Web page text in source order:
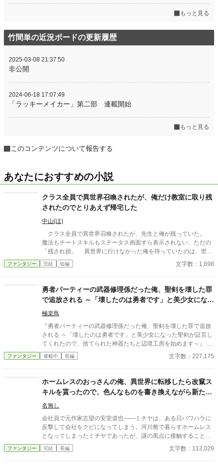
もっと見る
竹間単の近況ボードの更新履歴
2025-03-08 21:37:50
非公開
2024-06-18 17:07:49
「ラッキーメイカー」第二部 連載開始
もっと見る
このコンテンツについて報告する
あなたにおすすめの小説
クラス全員で異世界召喚されたが、俺だけ教室に取り残
されたのでとりあえず帰宅した
中山(ほ)
クラス全員で異世界召喚されたが、先生と俺が残っていた。
魔法もチートスキルもステータス画面すら表示されない、ただの
「残され損」 異世界に行けなかった俺を待っていたのは、世知
辛い現実だった。 AI使用状況 GoogleのGeminiさん使ってます〜
誤字脱字チェックと調べ物お願いしてます
ファンタジー 完結 短編 文字数：1,698
勇者パーティーの武器修理係だった俺、聖剣を壊した罪
で追放される ～「壊したのは勇者です」と美少女になっ
た聖剣が証言してくれたので、捨てられた
極楽鳥
『勇者パーティーの武器修理係だった俺、聖剣を壊した罪で追放
される ～「壊したのは勇者です」と美少女になった聖剣が証言し
てくれたので、捨てられた神器たちと辺境工房を始めます～』 あ
らすじ 勇者パーティーの武器修理係ラウルは、戦えない無能とし
て仲間から見下されていた。 ある日、ラウルの警告を無視した勇
ウルだった。 報酬も名誉も奪われ、パーティーを追放されたラウ
ルは、処分されることになった聖剣だけを引き取って辺境へ向か
う。 廃村の鍛冶場で折れた聖剣を修理すると、まばゆい光の中か
ら銀髪の美しい女性が現れた。 「わたしを壊したのは勇者です。
そして、あなたこそがわたしの主です」 ラウルの外れ技能【原型
復元】には、壊れた神器を本来の姿へ戻す力があった。 聖剣、神
盾、魔導鎧、古代要塞――。 捨てられた神器を直すたび、最強の
美少女が仲間になっていく。 これは無能扱いされた修理師が、愛
の重い神器たちと辺境工房を築き、やがて壊れかけた世界まで修
ファンタジー 連載中 長編 文字数：227,175
ホームレスのおっさんの俺、異世界に転移したら改竄ス
キルを貰ったので、色んなものを書き換えながら新たな
人生を歩もうと思います
名無し
会社員で元作家志望の安堂道也――ミチヤは、ある日パワハラに
反撃して会社をクビになってしまう。河川敷で暮らすホームレス
となってしまったミチヤであったが、謎の黒点に接触することで
異世界へと転移し、改竄という名のスキルを貰う。あらゆるもの
を書き替えられる能力に気付いたミチヤは、それを巧みに行使し
ファンタジー 完結 長編 文字数：113,029